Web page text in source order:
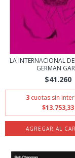
LA INTERNACIONAL
GERMAN
$41.260
3 cuotas sin
$13.753,33